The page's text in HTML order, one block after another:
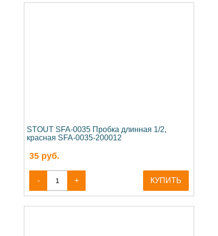
STOUT SFA-0035 Пробка длинная 1/2,
красная SFA-0035-200012
35 руб.
- + КУПИТЬ